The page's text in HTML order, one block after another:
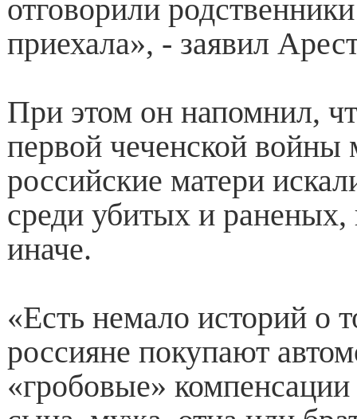
отговорили
приехала», - заявил
При этом он напомнил,
первой чеченской войны
российские матери
среди убитых и раненых,
иначе.
«Есть немало историй о
россияне покупают
«гробовые»